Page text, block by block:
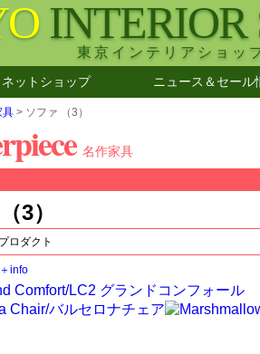
INTERIOR
東京インテリアショッ
ネットショップ ニュース＆セール
具 > ソファ （3）
名作家具
3）
ロダクト
info